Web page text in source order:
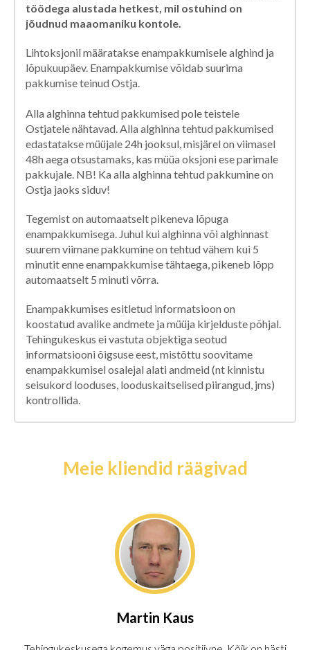
töödega alustada hetkest, mil ostuhind on
jõudnud maaomaniku kontole.
Lihtoksjonil määratakse enampakkumisele alghind ja
lõpukuupäev. Enampakkumise võidab suurima
pakkumise teinud Ostja.
Alla alghinna tehtud pakkumised pole teistele
Ostjatele nähtavad. Alla alghinna tehtud pakkumised
edastatakse müüjale 24h jooksul, misjärel on viimasel
48h aega otsustamaks, kas müüa oksjoni ese parimale
pakkujale. NB! Ka alla alghinna tehtud pakkumine on
Ostja jaoks siduv!
Tegemist on automaatselt pikeneva lõpuga
enampakkumisega. Juhul kui alghinna või alghinnast
suurem viimane pakkumine on tehtud vähem kui 5
minutit enne enampakkumise tähtaega, pikeneb lõpp
automaatselt 5 minuti võrra.
Enampakkumises esitletud informatsioon on
koostatud avalike andmete ja müüja kirjelduste põhjal.
Tehingukeskus ei vastuta objektiga seotud
informatsiooni õigsuse eest, mistõttu soovitame
enampakkumisel osalejal alati andmeid (nt kinnistu
seisukord looduses, looduskaitselised piirangud, jms)
kontrollida.
Meie kliendid räägivad
Martin Kaus